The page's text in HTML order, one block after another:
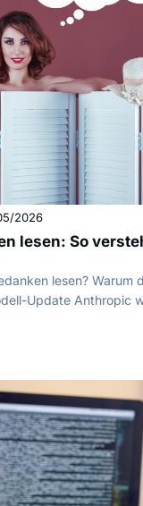
2026
lesen: So
lesen? Warum
Update Anthropic